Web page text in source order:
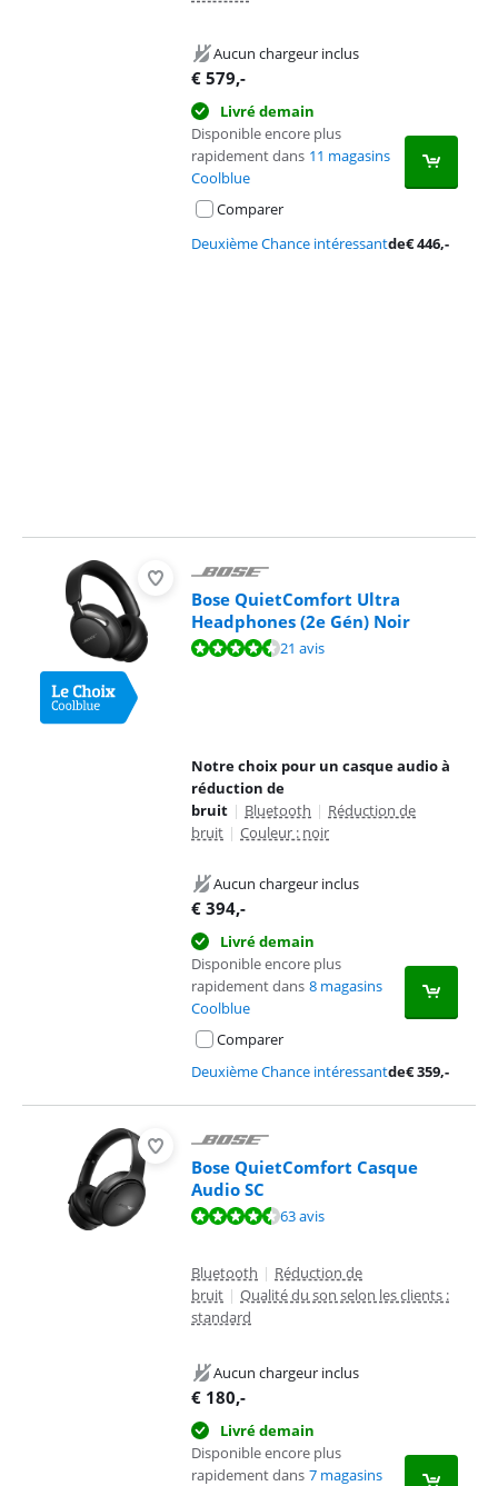
Aucun chargeur inclus
€ 579,-
Livré demain
Disponible encore plus
rapidement dans 11 magasins
Coolblue
Comparer
Deuxième Chance intéressantde€446,-
Bose QuietComfort Ultra
Headphones (2e Gén) Noir
La note est de 9,0 sur 10, basée sur 21 avis.21 avis
Notre choix pour un casque audio à
réduction de
bruit | Bluetooth | Réduction de
bruit | Couleur : noir
Aucun chargeur inclus
€ 394,-
Livré demain
Disponible encore plus
rapidement dans 8 magasins
Coolblue
Comparer
Deuxième Chance intéressantde€359,-
Bose QuietComfort Casque
Audio SC
La note est de 8,7 sur 10, basée sur 63 avis.63 avis
Bluetooth | Réduction de
bruit | Qualité du son selon les clients :
standard
Aucun chargeur inclus
€ 180,-
Livré demain
Disponible encore plus
rapidement dans 7 magasins